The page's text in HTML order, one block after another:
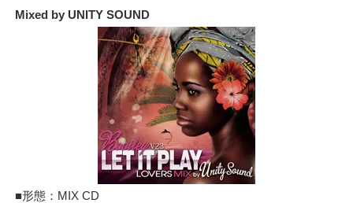
Mixed by UNITY SOUND
■形態：MIX CD